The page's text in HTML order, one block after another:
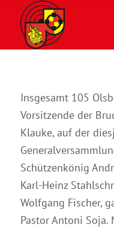
Insgesamt 105
Vorsitzende der
Klauke, auf der
Schützenkönig
Karl-Heinz
Wolfgang Fischer,
Pastor Antoni Soja.